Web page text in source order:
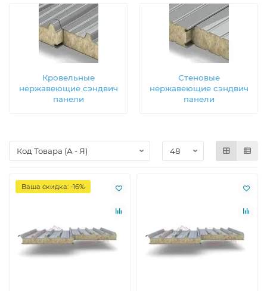
Кровельные
нержавеющие сэндвич
панели
Стеновые
нержавеющие сэндвич
панели
Ваша скидка: -16%